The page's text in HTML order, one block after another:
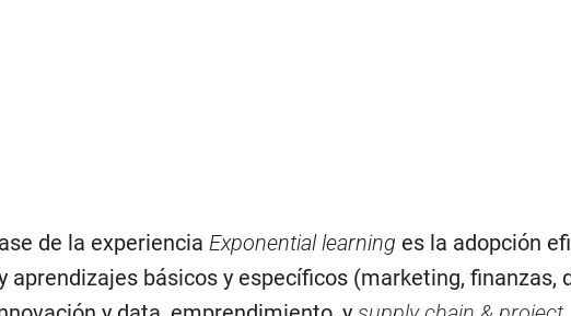
de la experiencia Exponential learning es la adopción
aprendizajes básicos y específicos (marketing, finanzas,